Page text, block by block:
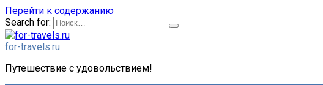
Перейти к содержанию
Search for:
for-travels.ru
Путешествие с удовольствием!